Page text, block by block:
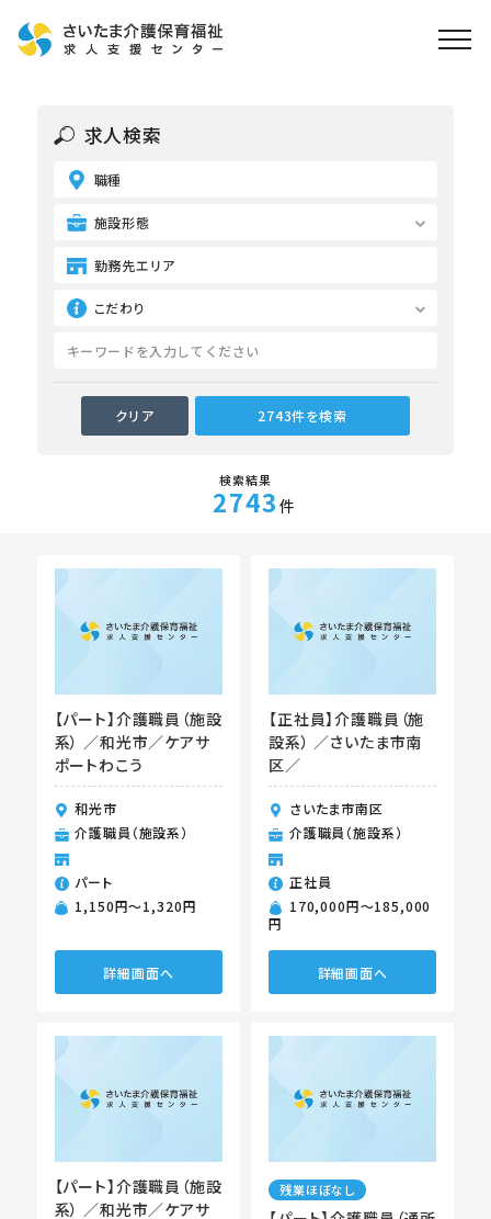
求人検索
就職・転職支援
資格取得なら
さいたま介護アカデミー
よくある質問
求人検索
職種
施設形態
勤務先エリア
こだわり
検索結果
2743 件
【パート】介護職員（施設
系） ／和光市／ケアサ
ポートわこう
和光市
介護職員（施設系）
パート
1,150円〜1,320円
詳細画面へ
【正社員】介護職員（施
設系） ／さいたま市南
区／
さいたま市南区
介護職員（施設系）
正社員
170,000円〜185,000
円
詳細画面へ
【パート】介護職員（施設
系） ／和光市／ケアサ
残業ほぼなし